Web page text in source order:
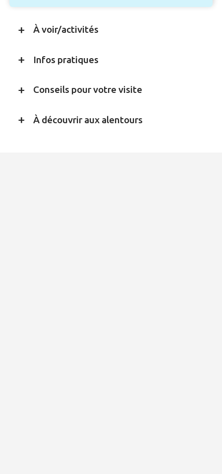
À voir/activités
Infos pratiques
Conseils pour votre visite
À découvrir aux alentours